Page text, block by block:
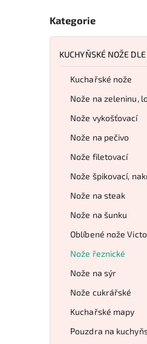
Kategorie
KUCHYŇSKÉ NOŽE
Kuchařské nože
Nože na zeleninu,
Nože vykošťovací
Nože na pečivo
Nože filetovací
Nože špikovací,
Nože na steak
Nože na šunku
Oblíbené nože
Nože řeznické
Nože na sýr
Nože cukrářské
Kuchařské mapy
Pouzdra na